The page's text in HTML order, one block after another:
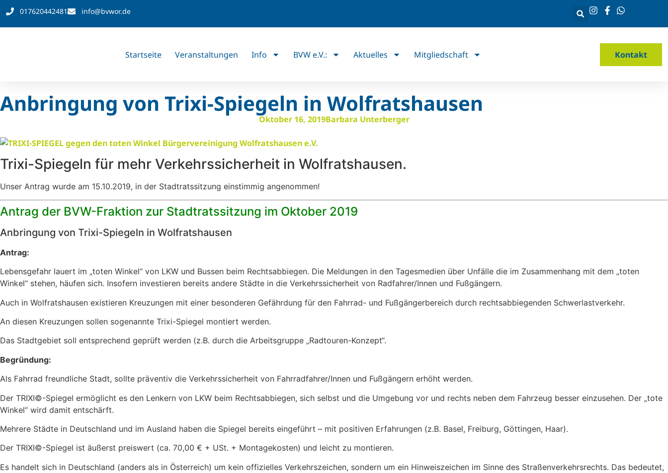
017620442481 info@bvwor.de
Startseite Veranstaltungen Info BVW e.V.: Aktuelles Mitgliedschaft Kontakt
Anbringung von Trixi-Spiegeln in Wolfratshausen
Oktober 16, 2019Barbara Unterberger
Trixi-Spiegeln für mehr Verkehrssicherheit in Wolfratshausen.
Unser Antrag wurde am 15.10.2019, in der Stadtratssitzung einstimmig angenommen!
Antrag der BVW-Fraktion zur Stadtratssitzung im Oktober 2019
Anbringung von Trixi-Spiegeln in Wolfratshausen
Antrag:
Lebensgefahr lauert im „toten Winkel“ von LKW und Bussen beim Rechtsabbiegen. Die Meldungen in den Tagesmedien über Unfälle die im Zusammenhang mit dem „toten
Winkel“ stehen, häufen sich. Insofern investieren bereits andere Städte in die Verkehrssicherheit von Radfahrer/Innen und Fußgängern.
Auch in Wolfratshausen existieren Kreuzungen mit einer besonderen Gefährdung für den Fahrrad- und Fußgängerbereich durch rechtsabbiegenden Schwerlastverkehr.
An diesen Kreuzungen sollen sogenannte Trixi-Spiegel montiert werden.
Das Stadtgebiet soll entsprechend geprüft werden (z.B. durch die Arbeitsgruppe „Radtouren-Konzept“.
Begründung:
Als Fahrrad freundliche Stadt, sollte präventiv die Verkehrssicherheit von Fahrradfahrer/Innen und Fußgängern erhöht werden.
Der TRIXI©-Spiegel ermöglicht es den Lenkern von LKW beim Rechtsabbiegen, sich selbst und die Umgebung vor und rechts neben dem Fahrzeug besser einzusehen. Der „tote
Winkel“ wird damit entschärft.
Mehrere Städte in Deutschland und im Ausland haben die Spiegel bereits eingeführt – mit positiven Erfahrungen (z.B. Basel, Freiburg, Göttingen, Haar).
Der TRIXI©-Spiegel ist äußerst preiswert (ca. 70,00 € + USt. + Montagekosten) und leicht zu montieren.
Es handelt sich in Deutschland (anders als in Österreich) um kein offizielles Verkehrszeichen, sondern um ein Hinweiszeichen im Sinne des Straßenverkehrsrechts. Das bedeutet,